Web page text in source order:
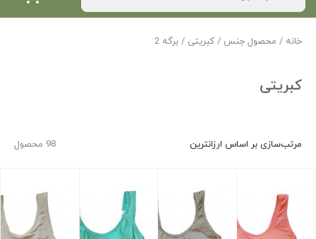
خانه / محصول جنس / کبریتی / برگه 2
کبریتی
98 محصول مرتب‌سازی بر اساس ارزانترین